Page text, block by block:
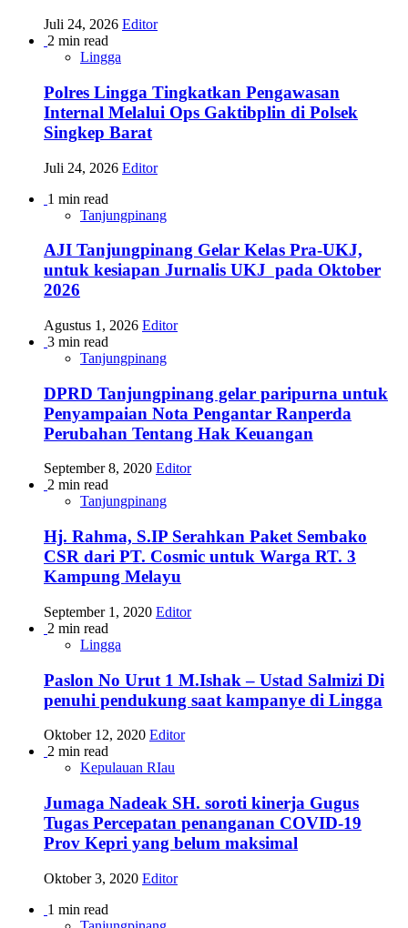
Juli 24, 2026 Editor
2 min read
Lingga
Polres Lingga Tingkatkan Pengawasan
Internal Melalui Ops Gaktibplin di Polsek
Singkep Barat
Juli 24, 2026 Editor
1 min read
Tanjungpinang
AJI Tanjungpinang Gelar Kelas Pra-UKJ,
untuk kesiapan Jurnalis UKJ pada Oktober
2026
Agustus 1, 2026 Editor
3 min read
Tanjungpinang
DPRD Tanjungpinang gelar paripurna untuk
Penyampaian Nota Pengantar Ranperda
Perubahan Tentang Hak Keuangan
September 8, 2020 Editor
2 min read
Tanjungpinang
Hj. Rahma, S.IP Serahkan Paket Sembako
CSR dari PT. Cosmic untuk Warga RT. 3
Kampung Melayu
September 1, 2020 Editor
2 min read
Lingga
Paslon No Urut 1 M.Ishak – Ustad Salmizi Di
penuhi pendukung saat kampanye di Lingga
Oktober 12, 2020 Editor
2 min read
Kepulauan RIau
Jumaga Nadeak SH. soroti kinerja Gugus
Tugas Percepatan penanganan COVID-19
Prov Kepri yang belum maksimal
Oktober 3, 2020 Editor
1 min read